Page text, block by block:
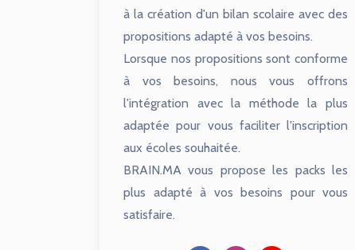
à la création d'un bilan scolaire avec des
propositions adapté à vos besoins.
Lorsque nos propositions sont conforme
à vos besoins, nous vous offrons
l'intégration avec la méthode la plus
adaptée pour vous faciliter l'inscription
aux écoles souhaitée.
BRAIN.MA vous propose les packs les
plus adapté à vos besoins pour vous
satisfaire.